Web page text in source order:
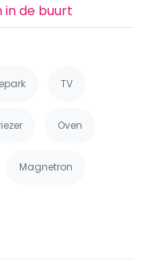
in de buurt
TV
Oven
Magnetron